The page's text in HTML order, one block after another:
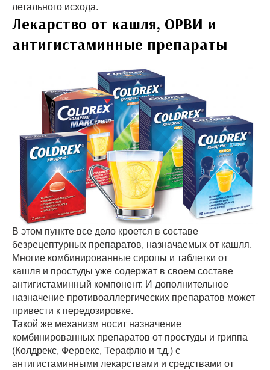
летального исхода.
Лекарство от кашля, ОРВИ и
антигистаминные препараты
В этом пункте все дело кроется в составе
безрецептурных препаратов, назначаемых от кашля.
Многие комбинированные сиропы и таблетки от
кашля и простуды уже содержат в своем составе
антигистаминный компонент. И дополнительное
назначение противоаллергических препаратов может
привести к передозировке.
Такой же механизм носит назначение
комбинированных препаратов от простуды и гриппа
(Колдрекс, Фервекс, Терафлю и т.д.) с
антигистаминными лекарствами и средствами от